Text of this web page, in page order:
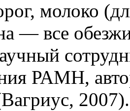
молоко
— все
РАМН,